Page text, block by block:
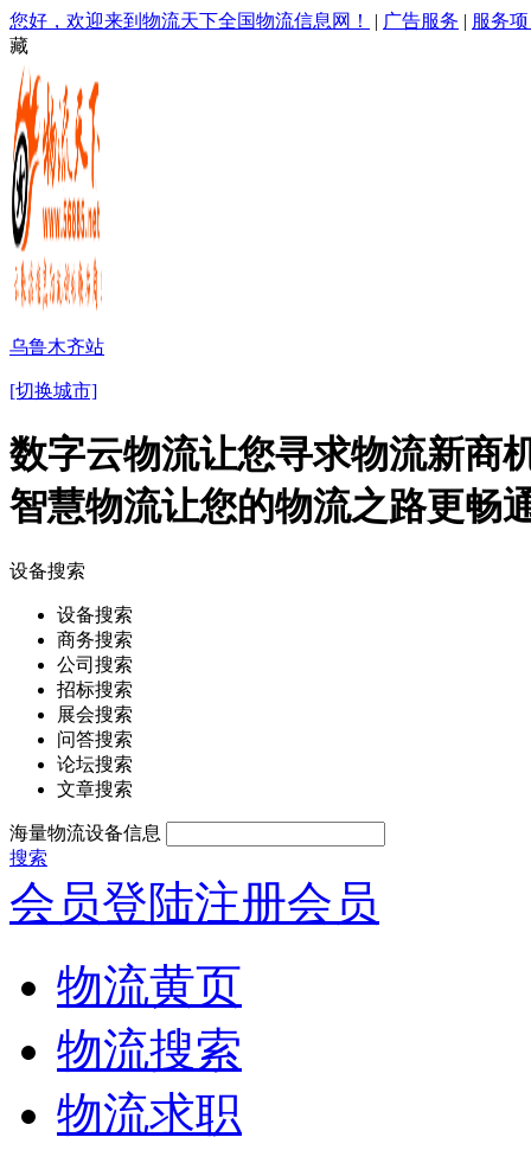
您好，欢迎来到物流天下全国物流信息网！ | 广告服务 | 服务
藏
乌鲁木齐站
[切换城市]
数字云物流让您寻求物流新商
智慧物流让您的物流之路更畅
设备搜索
设备搜索
商务搜索
公司搜索
招标搜索
展会搜索
问答搜索
论坛搜索
文章搜索
海量物流设备信息
搜索
会员登陆注册会员
物流黄页
物流搜索
物流求职